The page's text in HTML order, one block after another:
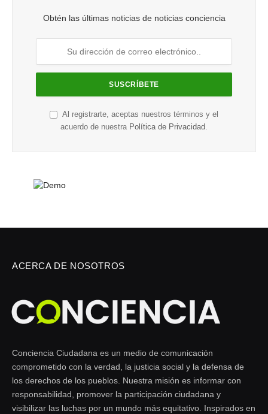
Obtén las últimas noticias de noticias conciencia
Al registrarte, aceptas nuestros términos y el
acuerdo de nuestra Política de Privacidad.
ACERCA DE NOSOTROS
Conciencia Ciudadana es un medio de comunicación
comprometido con la verdad, la justicia social y la defensa de
los derechos de los pueblos. Nuestra misión es informar con
responsabilidad, promover la participación ciudadana y
visibilizar las luchas por un mundo más equitativo. Inspirados en